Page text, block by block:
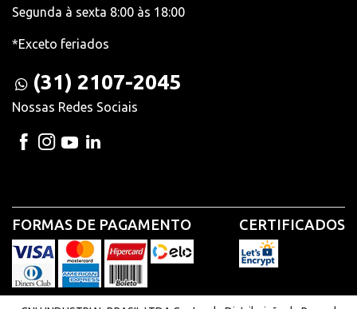
Segunda à sexta 8:00 às 18:00
*Exceto feriados
(31) 2107-2045
Nossas Redes Sociais
FORMAS DE PAGAMENTO CERTIFICADOS